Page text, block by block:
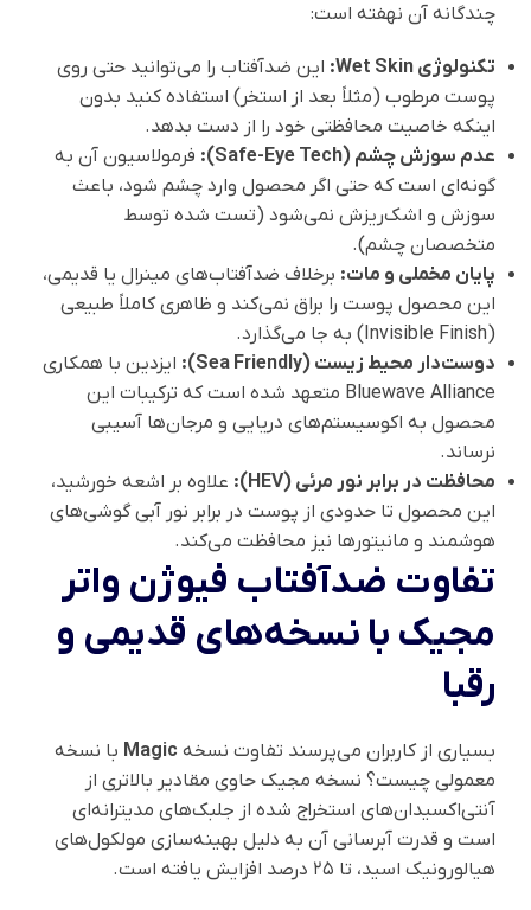
چندگانه آن نهفته است:
تکنولوژی Wet Skin:
این ضدآفتاب را می‌توانید حتی روی
پوست مرطوب (مثلاً بعد از استخر) استفاده کنید بدون
اینکه خاصیت محافظتی خود را از دست بدهد.
عدم سوزش چشم (Safe-Eye Tech):
فرمولاسیون آن به
گونه‌ای است که حتی اگر محصول وارد چشم شود، باعث
سوزش و اشک‌ریزش نمی‌شود (تست شده توسط
متخصصان چشم).
پایان مخملی و مات: برخلاف ضدآفتاب‌های مینرال یا قدیمی،
این محصول پوست را براق نمی‌کند و ظاهری کاملاً طبیعی
(Invisible Finish) به جا می‌گذارد.
دوست‌دار محیط زیست (Sea Friendly):
ایزدین با همکاری
Bluewave Alliance متعهد شده است که ترکیبات این
محصول به اکوسیستم‌های دریایی و مرجان‌ها آسیبی
نرساند.
محافظت در برابر نور مرئی (HEV):
علاوه بر اشعه خورشید،
این محصول تا حدودی از پوست در برابر نور آبی گوشی‌های
هوشمند و مانیتورها نیز محافظت می‌کند.
تفاوت ضدآفتاب فیوژن واتر
مجیک با نسخه‌های قدیمی و
رقبا
بسیاری از کاربران می‌پرسند تفاوت نسخه Magic با نسخه
معمولی چیست؟ نسخه مجیک حاوی مقادیر بالاتری از
آنتی‌اکسیدان‌های استخراج شده از جلبک‌های مدیترانه‌ای
است و قدرت آبرسانی آن به دلیل بهینه‌سازی مولکول‌های
هیالورونیک اسید، تا ۲۵ درصد افزایش یافته است.